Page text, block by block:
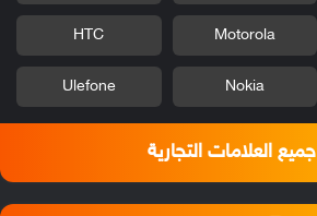
Motorola
HTC
Nokia
Ulefone
جميع العلامات التجارية